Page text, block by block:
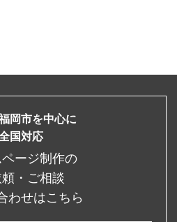
岡市を中心に
国対応
ージ制作の
頼・ご相談
わせはこちら